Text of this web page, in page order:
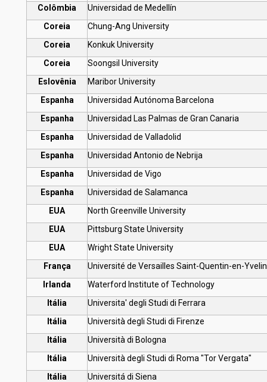
Colômbia
Universidad de Medellín
Coreia
Chung-Ang University
Coreia
Konkuk University
Coreia
Soongsil University
Eslovênia
Maribor University
Espanha
Universidad Autónoma Barcelona
Espanha
Universidad Las Palmas de Gran Canaria
Espanha
Universidad de Valladolid
Espanha
Universidad Antonio de Nebrija
Espanha
Universidad de Vigo
Espanha
Universidad de Salamanca
EUA
North Greenville University
EUA
Pittsburg State University
EUA
Wright State University
França
Université de Versailles Saint-Quentin-en-
Irlanda
Waterford Institute of Technology
Itália
Universita' degli Studi di Ferrara
Itália
Università degli Studi di Firenze
Itália
Università di Bologna
Itália
Università degli Studi di Roma "Tor Vergata"
Itália
Universitá di Siena